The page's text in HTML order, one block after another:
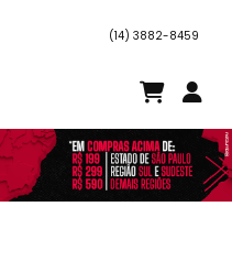
(14) 3882-8459